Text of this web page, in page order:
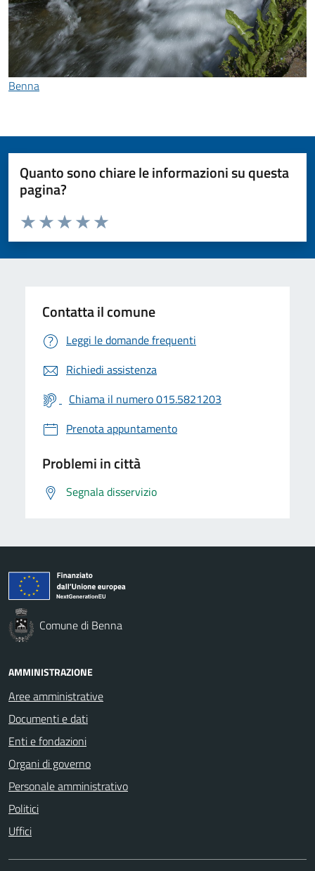
Benna
Quanto sono chiare le informazioni su questa
pagina?
Valuta da 1 a 5 stelle la pagina
Valuta 5 stelle su 5
Valuta 4 stelle su 5
Valuta 3 stelle su 5
Valuta 2 stelle su 5
Valuta 1 stelle su 5
Contatta il comune
Leggi le domande frequenti
Richiedi assistenza
Chiama il numero 015.5821203
Prenota appuntamento
Problemi in città
Segnala disservizio
Comune di Benna
AMMINISTRAZIONE
Aree amministrative
Documenti e dati
Enti e fondazioni
Organi di governo
Personale amministrativo
Politici
Uffici